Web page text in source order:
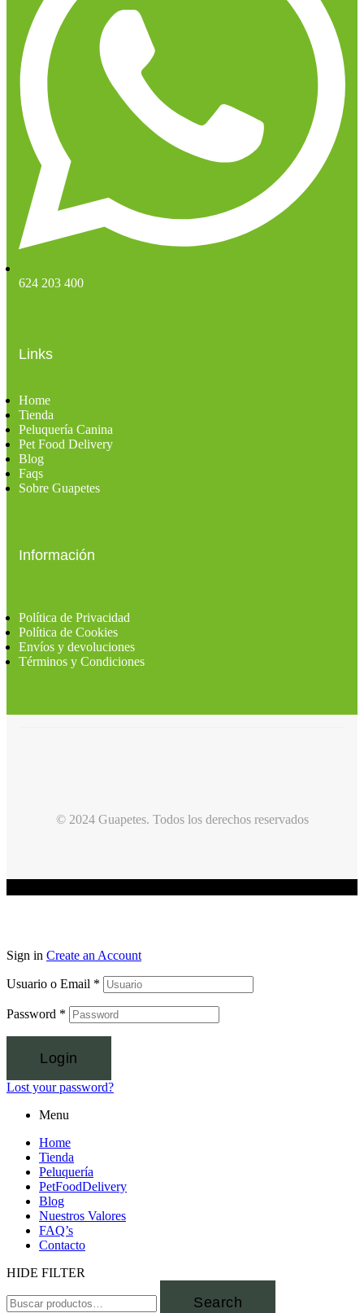
624 203 400
Links
Home
Tienda
Peluquería Canina
Pet Food Delivery
Blog
Faqs
Sobre Guapetes
Información
Política de Privacidad
Política de Cookies
Envíos y devoluciones
Términos y Condiciones
© 2024 Guapetes. Todos los derechos reservados
Sign in Create an Account
Usuario o Email *
Password *
Login
Lost your password?
Menu
Home
Tienda
Peluquería
PetFoodDelivery
Blog
Nuestros Valores
FAQ’s
Contacto
HIDE FILTER
Search